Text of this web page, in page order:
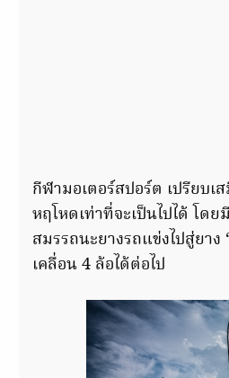
กีฬามอเตอร์สปอร์ต เปรียบ
หฤโหดเท่าที่จะเป็นไปได้ โด
สมรรถนะยางรถแข่งไปสู่ยา
เคลื่อน 4 ล้อได้ต่อไป